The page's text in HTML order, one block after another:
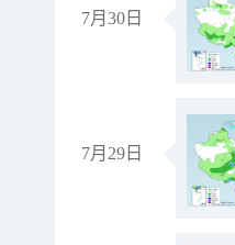
7月30日
7月29日